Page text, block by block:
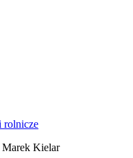
rolnicze
Marek Kielar